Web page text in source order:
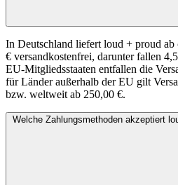
In Deutschland liefert loud + proud
€ versandkostenfrei, darunter fallen
EU-Mitgliedsstaaten entfallen die
für Länder außerhalb der EU gilt
bzw. weltweit ab 250,00 €.
Welche Zahlungsmethoden akzeptiert